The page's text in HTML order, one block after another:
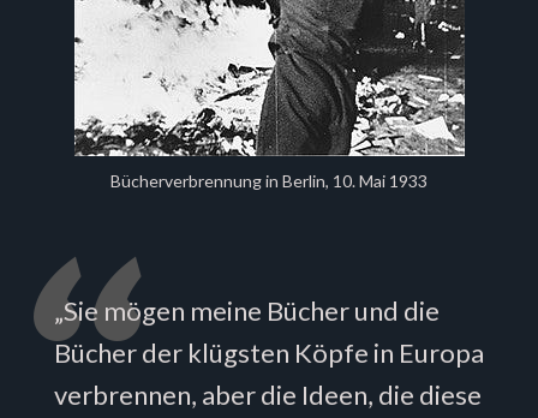
Bücherverbrennung in Berlin, 10. Mai 1933
„Sie mögen meine Bücher und die
Bücher der klügsten Köpfe in Europa
verbrennen, aber die Ideen, die diese